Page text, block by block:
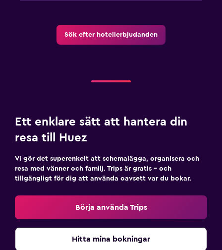
Sök efter hotellerbjudanden
Ett enklare sätt att hantera din
resa till Huez
Vi gör det superenkelt att schemalägga, organisera och
resa med vänner och familj. Trips är gratis – och
tillgängligt för dig att använda oavsett var du bokar.
Börja använda Trips
Hitta mina bokningar